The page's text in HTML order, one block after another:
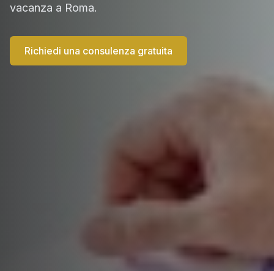
vacanza a Roma.
Richiedi una consulenza gratuita